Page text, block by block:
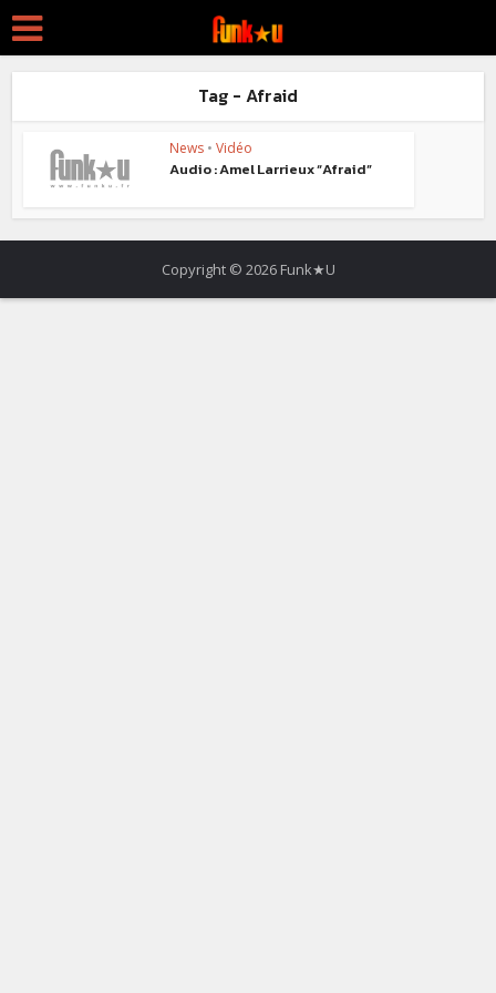
Tag - Afraid
News • Vidéo
Audio : Amel Larrieux “Afraid”
Copyright © 2026 Funk★U